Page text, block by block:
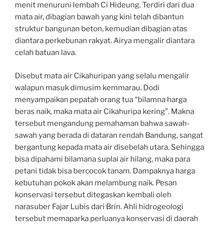
menit menuruni lembah Ci Hideung. Terdiri dari dua
mata air, dibagian bawah yang kini telah dibantun
struktur bangunan beton, kemudian dibagian atas
diantara perkebunan rakyat. Airya mengalir diantara
celah batuan lava.
Disebut mata air Cikahuripan yang selalu mengalir
walapun masuk dimusim kemmarau. Dodi
menyampaikan pepatah orang tua “bilamna harga
beras naik, maka mata air Cikahuripa kering”. Makna
tersebut mengandung pemahaman bahwa sawah-
sawah yang berada di dataran rendah Bandung, sangat
bergantung kepada mata air disebelah utara. Sehingga
bisa dipahami bilamana suplai air hilang, maka para
petani tidak bisa bercocok tanam. Dampaknya harga
kebutuhan pokok akan melambung naik. Pesan
konservasi tersebut ditegaskan kembali oleh
narasuber Fajar Lubis dari Brin. Ahli hidrogeologi
tersebut memaparka perluanya konservasi di daerah